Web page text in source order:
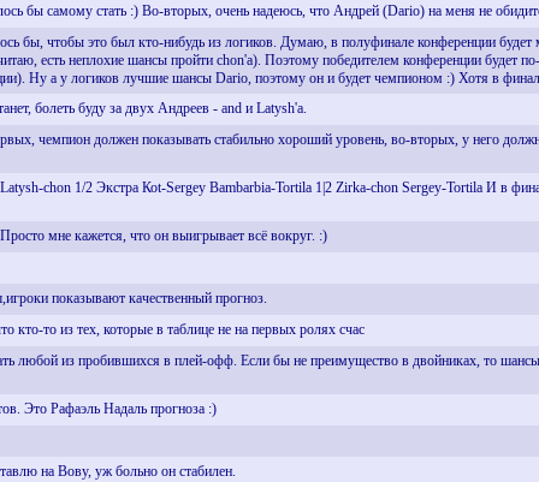
бы самому стать :) Во-вторых, очень надеюсь, что Андрей (Dario) на меня не
бы, чтобы это был кто-нибудь из логиков. Думаю, в полуфинале конференции
есть неплохие шансы пройти chon'а). Поэтому победителем конференции будет
Ну а у логиков лучшие шансы Dario, поэтому он и будет чемпионом :) Хотя в
болеть буду за двух Андреев - and и Latysh'a.
чемпион должен показывать стабильно хороший уровень, во-вторых, у него
chon 1/2 Экстра Коt-Sergey Bambarbia-Tortila 1|2 Zirka-chon Sergey-Tortila И в
мне кажется, что он выигрывает всё вокруг. :)
показывают качественный прогноз.
кто-то из тех, которые в таблице не на первых ролях счас
любой из пробившихся в плей-офф. Если бы не преимущество в двойниках, то
Это Рафаэль Надаль прогноза :)
на Вову, уж больно он стабилен.